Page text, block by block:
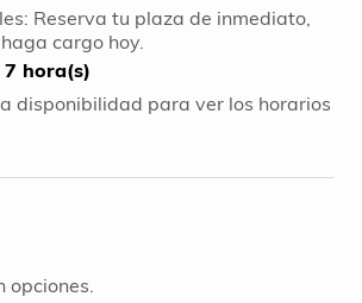
Reserva tu plaza de inmediato,
cargo hoy.
hora(s)
disponibilidad para ver los horarios
opciones.